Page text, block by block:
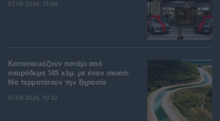
07.08.2026, 15:00
Κατασκευάζουν ποτάμι από
σκυρόδεμα 145 χλμ. με έναν σκοπό:
Να τερματίσουν την ξηρασία
07.08.2026, 10:32